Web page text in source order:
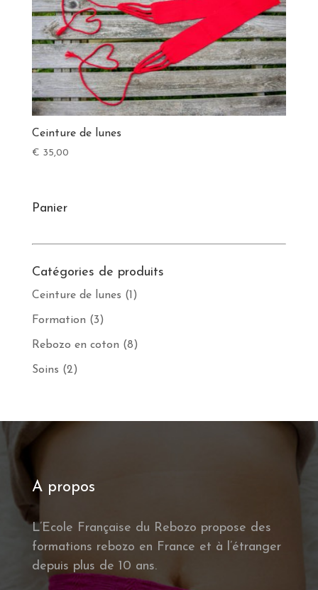
Ceinture de lunes
€ 35,00
Panier
Catégories de produits
Ceinture de lunes (1)
Formation (3)
Rebozo en coton (8)
Soins (2)
A propos
L’Ecole Française du Rebozo propose des
formations rebozo en France et à l’étranger
depuis plus de 10 ans.